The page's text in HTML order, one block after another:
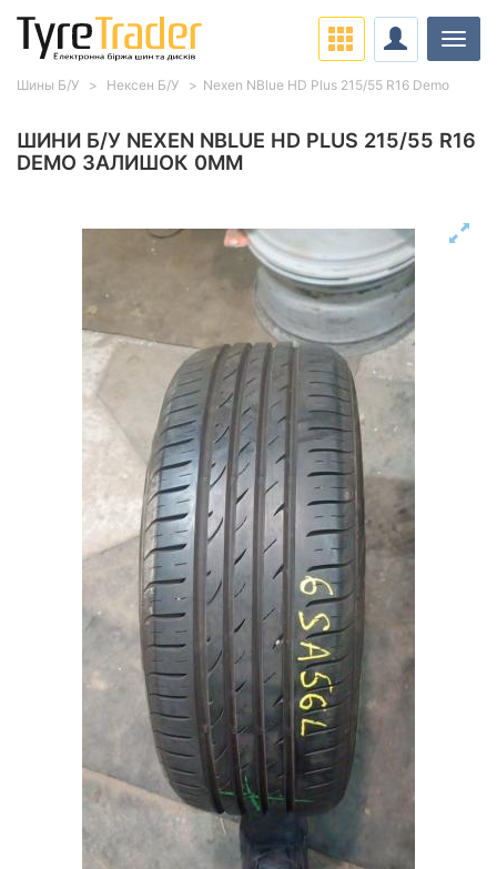
ШИНИ Б/У NEXEN NBLUE HD PLUS 215/55 R16
DEMO ЗАЛИШОК 0ММ
Шины Б/У Нексен Б/У Nexen NBlue HD Plus 215/55 R16 Demo